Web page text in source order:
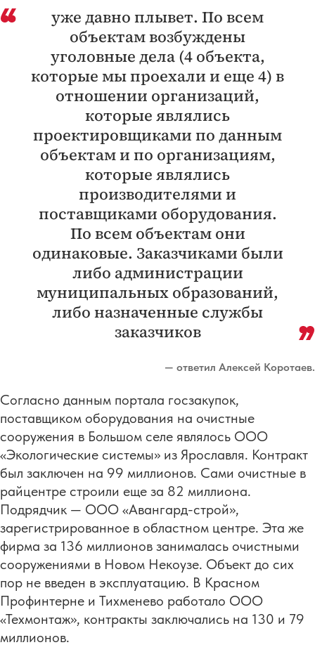
уже давно плывет. По всем
объектам возбуждены
уголовные дела (4 объекта,
которые мы проехали и еще 4) в
отношении организаций,
которые являлись
проектировщиками по данным
объектам и по организациям,
которые являлись
производителями и
поставщиками оборудования.
По всем объектам они
одинаковые. Заказчиками были
либо администрации
муниципальных образований,
либо назначенные службы
заказчиков
— ответил Алексей Коротаев.
Согласно данным портала госзакупок,
поставщиком оборудования на очистные
сооружения в Большом селе являлось ООО
«Экологические системы» из Ярославля. Контракт
был заключен на 99 миллионов. Сами очистные в
райцентре строили еще за 82 миллиона.
Подрядчик — ООО «Авангард-строй»,
зарегистрированное в областном центре. Эта же
фирма за 136 миллионов занималась очистными
сооружениями в Новом Некоузе. Объект до сих
пор не введен в эксплуатацию. В Красном
Профинтерне и Тихменево работало ООО
«Техмонтаж», контракты заключались на 130 и 79
миллионов.